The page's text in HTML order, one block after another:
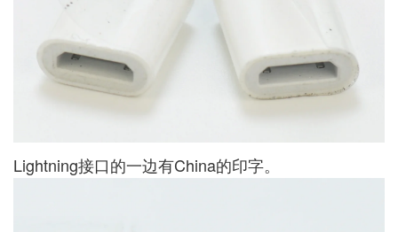
Lightning接口的一边有China的印字。